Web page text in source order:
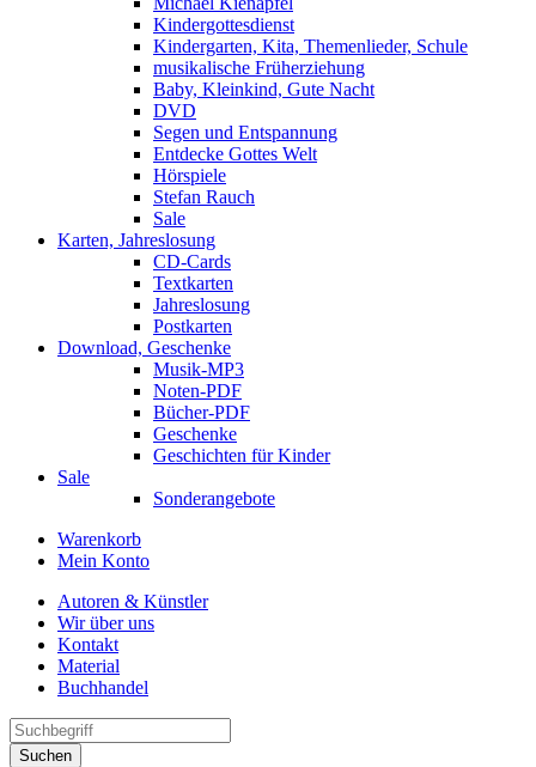
Kindergottesdienst
Kindergarten, Kita, Themenlieder, Schule
musikalische Früherziehung
Baby, Kleinkind, Gute Nacht
DVD
Segen und Entspannung
Entdecke Gottes Welt
Hörspiele
Stefan Rauch
Sale
Karten, Jahreslosung
CD-Cards
Textkarten
Jahreslosung
Postkarten
Download, Geschenke
Musik-MP3
Noten-PDF
Bücher-PDF
Geschenke
Geschichten für Kinder
Sale
Sonderangebote
Warenkorb
Mein Konto
Autoren & Künstler
Wir über uns
Kontakt
Material
Buchhandel
Suchen